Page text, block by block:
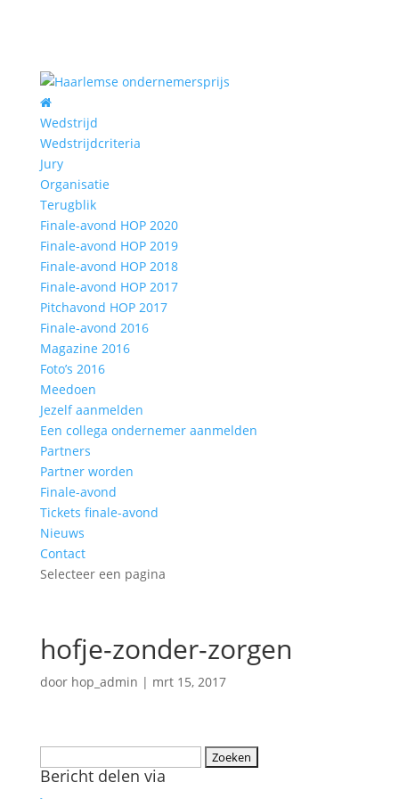
Wedstrijd
Wedstrijdcriteria
Jury
Organisatie
Terugblik
Finale-avond HOP 2020
Finale-avond HOP 2019
Finale-avond HOP 2018
Finale-avond HOP 2017
Pitchavond HOP 2017
Finale-avond 2016
Magazine 2016
Foto’s 2016
Meedoen
Jezelf aanmelden
Een collega ondernemer aanmelden
Partners
Partner worden
Finale-avond
Tickets finale-avond
Nieuws
Contact
Selecteer een pagina
hofje-zonder-zorgen
door hop_admin | mrt 15, 2017
naar:
Bericht delen via